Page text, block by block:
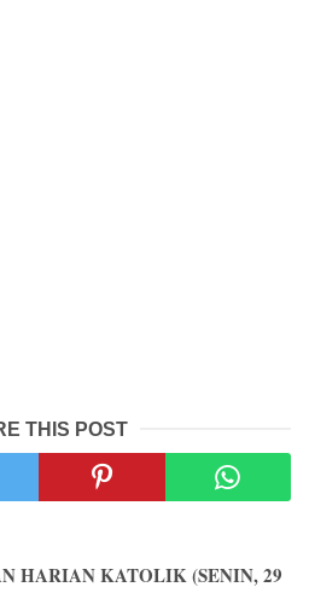
THIS POST
HARIAN KATOLIK (SENIN, 29